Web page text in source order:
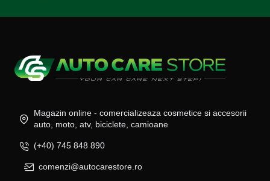
Magazin online - comercializeaza cosmetice si accesorii
auto, moto, atv, biciclete, camioane
(+40) 745 848 890
comenzi@autocarestore.ro